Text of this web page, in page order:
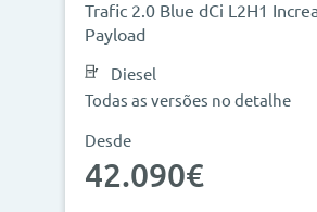
Trafic 2.0 Blue dCi L2H1
Payload
Diesel
Todas as versões no detalhe
Desde
42.090€